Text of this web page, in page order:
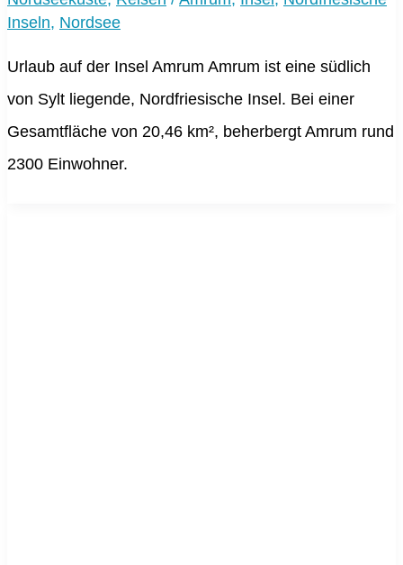
Inseln, Nordsee
Urlaub auf der Insel Amrum Amrum ist eine südlich
von Sylt liegende, Nordfriesische Insel. Bei einer
Gesamtfläche von 20,46 km², beherbergt Amrum rund
2300 Einwohner.